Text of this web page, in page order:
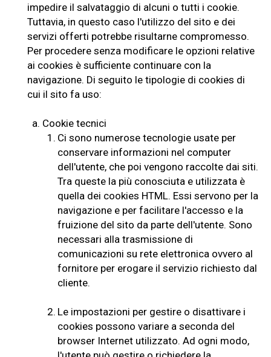
impedire il salvataggio di alcuni o tutti i cookie.
Tuttavia, in questo caso l'utilizzo del sito e dei
servizi offerti potrebbe risultarne compromesso.
Per procedere senza modificare le opzioni relative
ai cookies è sufficiente continuare con la
navigazione. Di seguito le tipologie di cookies di
cui il sito fa uso:
a. Cookie tecnici
1. Ci sono numerose tecnologie usate per
conservare informazioni nel computer
dell'utente, che poi vengono raccolte dai siti.
Tra queste la più conosciuta e utilizzata è
quella dei cookies HTML. Essi servono per la
navigazione e per facilitare l'accesso e la
fruizione del sito da parte dell'utente. Sono
necessari alla trasmissione di
comunicazioni su rete elettronica ovvero al
fornitore per erogare il servizio richiesto dal
cliente.
2. Le impostazioni per gestire o disattivare i
cookies possono variare a seconda del
browser Internet utilizzato. Ad ogni modo,